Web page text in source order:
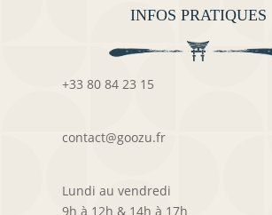
INFOS PRATIQUES
+33 80 84 23 15
contact@goozu.fr
Lundi au vendredi
9h à 12h & 14h à 17h